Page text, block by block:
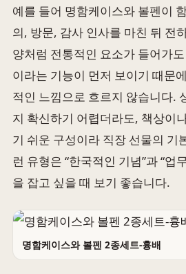
예를 들어 명함케이스와 볼펜이
의, 방문, 감사 인사를 마친 뒤 전
양처럼 전통적인 요소가 들어가
이라는 기능이 먼저 보이기 때문
적인 느낌으로 흐르지 않습니다.
지 확신하기 어렵더라도, 책상이
기 쉬운 구성이라 직장 선물의 기
런 유형은 “한국적인 기념”과 “업
을 잡고 싶을 때 보기 좋습니다.
명함케이스와 볼펜 2종세트-흉배